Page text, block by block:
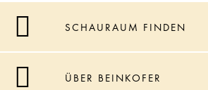
SCHAURAUM FINDEN
ÜBER BEINKOFER